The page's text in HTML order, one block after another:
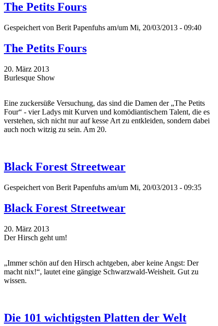
The Petits Fours
Gespeichert von Berit Papenfuhs am/um Mi, 20/03/2013 - 09:40
The Petits Fours
20. März 2013
Burlesque Show
Eine zuckersüße Versuchung, das sind die Damen der „The Petits
Four“ - vier Ladys mit Kurven und komödiantischem Talent, die es
verstehen, sich nicht nur auf kesse Art zu entkleiden, sondern dabei
auch noch witzig zu sein. Am 20.
Black Forest Streetwear
Gespeichert von Berit Papenfuhs am/um Mi, 20/03/2013 - 09:35
Black Forest Streetwear
20. März 2013
Der Hirsch geht um!
„Immer schön auf den Hirsch achtgeben, aber keine Angst: Der
macht nix!“, lautet eine gängige Schwarzwald-Weisheit. Gut zu
wissen.
Die 101 wichtigsten Platten der Welt